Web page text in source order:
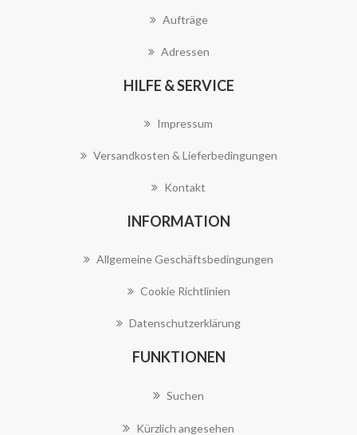
Aufträge
Adressen
HILFE & SERVICE
Impressum
Versandkosten & Lieferbedingungen
Kontakt
INFORMATION
Allgemeine Geschäftsbedingungen
Cookie Richtlinien
Datenschutzerklärung
FUNKTIONEN
Suchen
Kürzlich angesehen